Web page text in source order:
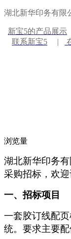
湖北新华印务有
新宝5的产品展示
联系新宝5 |
浏览量
湖北新华印务
采购招标，欢迎
一、招标项目
一套胶订线配
统。要求主要配